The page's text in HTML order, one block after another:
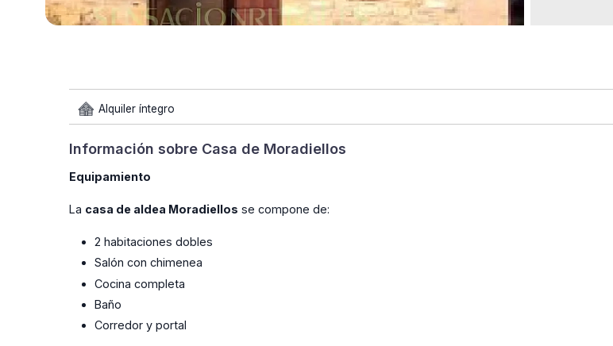
Alquiler íntegro
Información sobre Casa de Moradiellos
Equipamiento
La casa de aldea Moradiellos se compone de:
2 habitaciones dobles
Salón con chimenea
Cocina completa
Baño
Corredor y portal